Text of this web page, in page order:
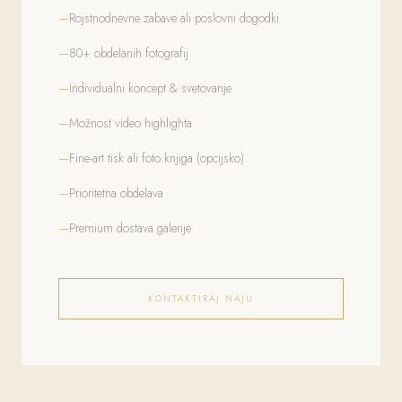
Rojstnodnevne zabave ali poslovni dogodki
80+ obdelanih fotografij
Individualni koncept & svetovanje
Možnost video highlighta
Fine-art tisk ali foto knjiga (opcijsko)
Prioritetna obdelava
Premium dostava galerije
KONTAKTIRAJ NAJU